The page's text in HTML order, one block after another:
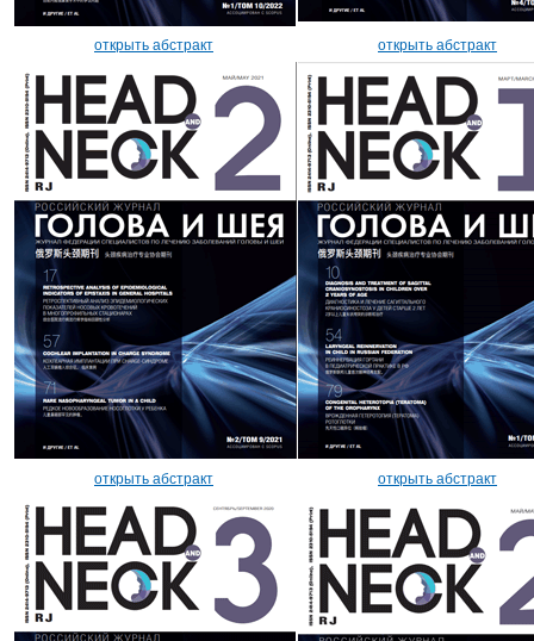
открыть абстракт открыть абстракт
открыть абстракт открыть абстракт